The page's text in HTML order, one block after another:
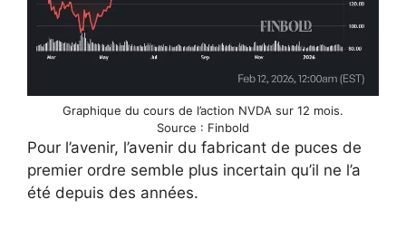
Graphique du cours de l’action NVDA sur 12 mois.
Source : Finbold
Pour l’avenir, l’avenir du fabricant de puces de
premier ordre semble plus incertain qu’il ne l’a
été depuis des années.